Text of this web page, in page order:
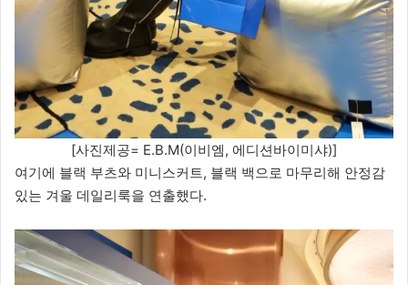
[사진제공= E.B.M(이비엠, 에디션바이미샤)]
여기에 블랙 부츠와 미니스커트, 블랙 백으로 마무리해 안정감
있는 겨울 데일리룩을 연출했다.